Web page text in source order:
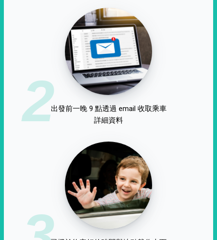
2出發前一晚 9 點透過 email 收取乘車
詳細資料